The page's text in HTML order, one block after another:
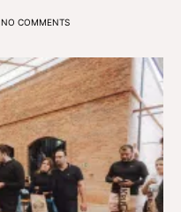
NO COMMENTS